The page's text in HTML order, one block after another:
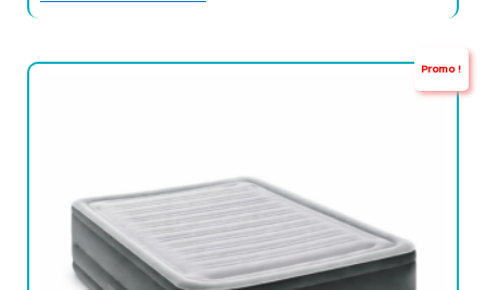
Promo !
TND
649,000.
TND
579,000.